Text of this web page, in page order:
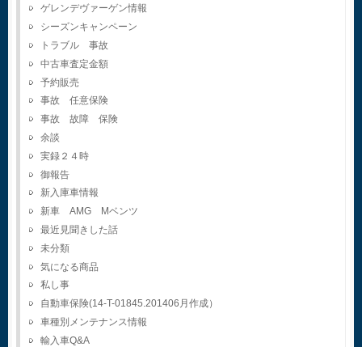
ゲレンデヴァーゲン情報
シーズンキャンペーン
トラブル 事故
中古車査定金額
予約販売
事故 任意保険
事故 故障 保険
余談
実録２４時
御報告
新入庫車情報
新車 AMG Mベンツ
最近見聞きした話
未分類
気になる商品
私し事
自動車保険(14-T-01845.201406月作成）
車種別メンテナンス情報
輸入車Q&A